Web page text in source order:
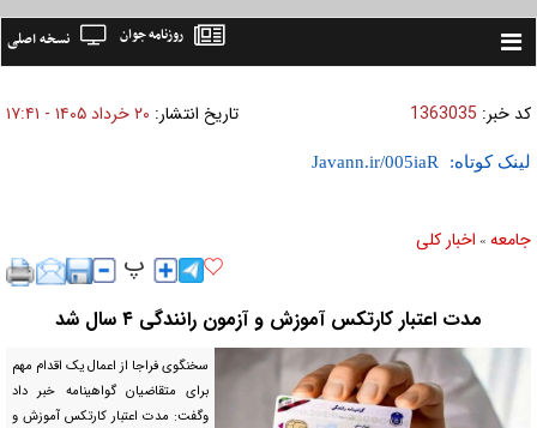
Toggle
نسخه اصلی روزنامه جوان
کد خبر: 1363035 تاریخ انتشار: ۲۰ خرداد ۱۴۰۵ - ۱۷:۴۱
لینک کوتاه:
جامعه » اخبار كلی
مدت اعتبار کارتکس آموزش و آزمون رانندگی ۴ سال شد
سخنگوی فراجا از اعمال یک اقدام مهم
برای متقاضیان گواهینامه خبر داد
وگفت: مدت اعتبار کارتکس آموزش و